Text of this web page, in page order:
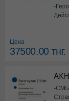
-
Цена
37500.00тнг.
-